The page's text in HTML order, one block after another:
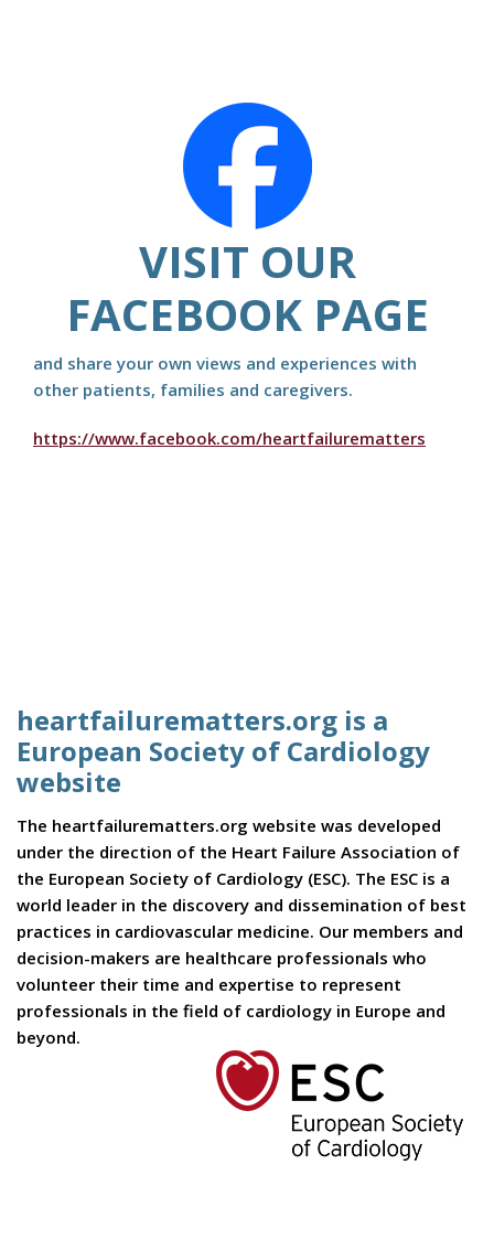
VISIT OUR
FACEBOOK PAGE
and share your own views and experiences with
other patients, families and caregivers.
https://www.facebook.com/heartfailurematters
heartfailurematters.org is a
European Society of Cardiology
website
The heartfailurematters.org website was developed
under the direction of the Heart Failure Association of
the European Society of Cardiology (ESC). The ESC is a
world leader in the discovery and dissemination of best
practices in cardiovascular medicine. Our members and
decision-makers are healthcare professionals who
volunteer their time and expertise to represent
professionals in the field of cardiology in Europe and
beyond.